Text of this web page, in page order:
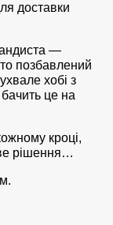
доставки
—
позбавлений
хобі з
це на
кроці,
рішення…